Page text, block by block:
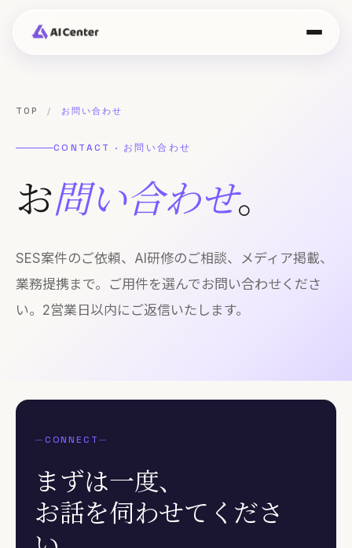
TOP / お問い合わせ
CONTACT · お問い合わせ
お問い合わせ。
SES案件のご依頼、AI研修のご相談、メディア掲載、
業務提携まで。ご用件を選んでお問い合わせくださ
い。2営業日以内にご返信いたします。
—CONNECT—
まずは一度、
お話を伺わせてくださ